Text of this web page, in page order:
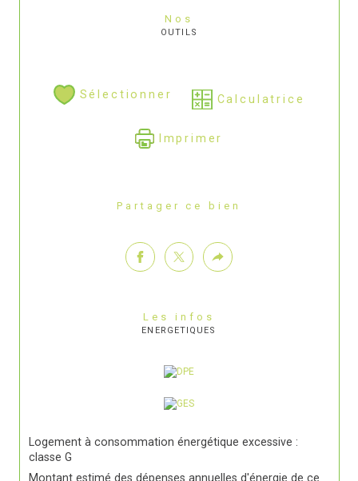
Nos
OUTILS
Sélectionner Calculatrice
Imprimer
Partager ce bien
Les infos
ENERGETIQUES
Logement à consommation énergétique excessive :
classe G
Montant estimé des dépenses annuelles d'énergie de ce